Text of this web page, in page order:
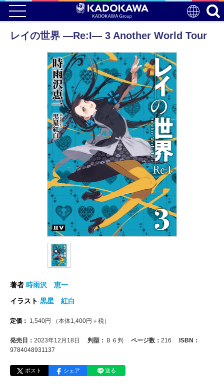
レイの世界 ―Re:I― 3 Another World Tour
著者 時雨沢 恵一
イラスト 黒星 紅白
定価： 1,540円 （本体1,400円＋税）
発売日： 2023年12月18日 判型： Ｂ６判 ページ数： 216
ISBN：
9784048931137
ポスト シェア 送る